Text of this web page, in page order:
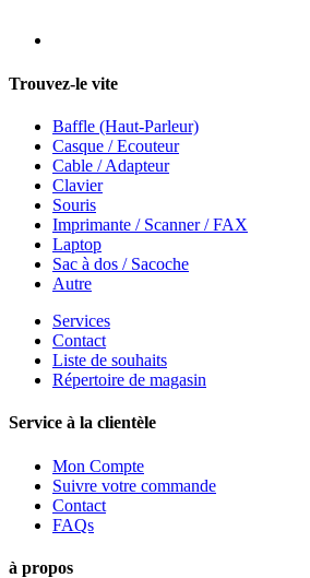
Trouvez-le vite
Baffle (Haut-Parleur)
Casque / Ecouteur
Cable / Adapteur
Clavier
Souris
Imprimante / Scanner / FAX
Laptop
Sac à dos / Sacoche
Autre
Services
Contact
Liste de souhaits
Répertoire de magasin
Service à la clientèle
Mon Compte
Suivre votre commande
Contact
FAQs
à propos